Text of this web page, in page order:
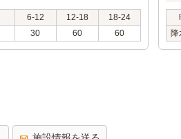
6-12 12-18
18-24
30 60 60
降